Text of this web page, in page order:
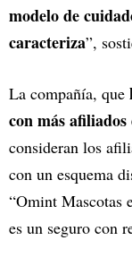
modelo de
caracteriza”,
La compañía, que
con más
consideran los
con un esquema
“Omint Mascotas
es un seguro con